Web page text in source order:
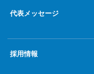
代表メッセージ
採用情報